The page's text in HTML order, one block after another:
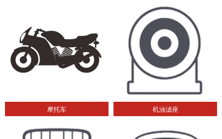
摩托车 机油滤座